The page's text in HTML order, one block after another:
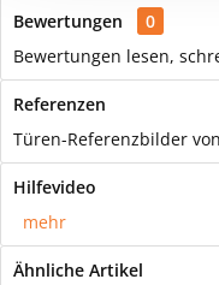
Bewertungen
0
Bewertungen lesen,
Referenzen
Türen-Referenzbilder
Hilfevideo
mehr
Ähnliche Artikel